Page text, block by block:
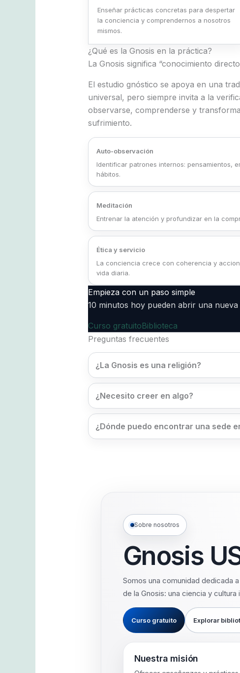
Enseñar prácticas concretas para despertar
la conciencia y comprendernos a nosotros
mismos.
¿Qué es la Gnosis en la práctica?
La Gnosis significa “conocimiento
El estudio gnóstico se apoya en una
universal, pero siempre invita a la
observarse, comprenderse y
sufrimiento.
Auto-observación
Identificar patrones internos: pensamientos,
hábitos.
Meditación
Entrenar la atención y profundizar en la
Ética y servicio
La conciencia crece con coherencia y
vida diaria.
Empieza con un paso simple
10 minutos hoy pueden abrir una
Curso gratuitoBiblioteca
Preguntas frecuentes
¿La Gnosis es una religión?
¿Necesito creer en algo?
¿Dónde puedo encontrar una sede
Sobre nosotros
Gnosis
Somos una comunidad dedicada a
de la Gnosis: una ciencia y
Curso gratuito Explorar
Nuestra misión